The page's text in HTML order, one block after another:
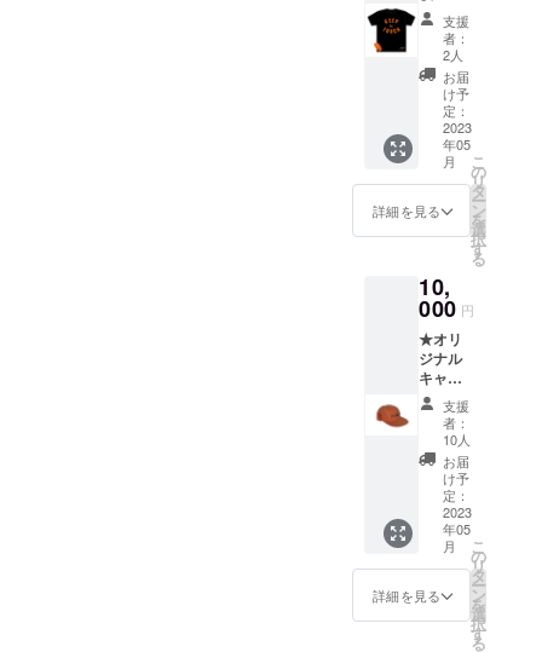
丈69/身
幅52/肩
幅46/袖
丈20
Ｌ・・
・・身
丈73/身
幅55/肩
幅50/袖
XL・・
・ 身丈
54袖丈
24
XXL・
・・身
丈81/身
幅63/肩
幅57/袖
丈25
2023年
5月上旬
発送予
定 ＊4/
末頃の
注文の
場合
後のお
渡しの
カラー
のオレ
ンジ、
裾に‘’23
のロゴ
入り
コット
ン100%
United
Athle5.
6オンス
S・・・
49/肩
幅/42/袖
M・・
・・身
丈69/身
幅52/肩
幅46/袖
丈20
Ｌ・・
・・身
丈73/身
幅55/肩
幅50/袖
丈22
・ 身丈
77/身幅
TOUCH
groovet
ube
fes.’23
別注T-
シャツ
（当ク
ラウド
ファウ
ンディ
ング限
会場で
の販売
はあり
ませ
ん。
https://
kit-
gallery.
com/ ＊
プリン
ト色が
groovet
ube fes
カラー
のオレ
ンジ、
裾に‘’23
ラー：
ブラッ
ク ＋
オリジ
ナルシ
リコン
リスト
バンド1
個 ラー
ナーズ
松田岳
二さん
が運営
gallery
人気デ
ザイン
のKEEP
in
TOUCH
groovet
ube
fes.’23
別注T-
シャツ
（当ク
ラウド
ファウ
ンディ
ング限
定で
支援
者：
2人
お届
け予
定：
2023
年05
月
詳細を見る
こ
の
リ
タ
ー
ン
を
選
択
す
る
10,
000 円
★オリ
ジナル
キャッ
プ1個＋
オリジ
ナルシ
リコン
リスト
バンド1
groovet
ube fes
ではお
馴染
み、地
元山武
支援
者：
10人
お届
け予
定：
2023
年05
月
詳細を見る
こ
の
リ
タ
ー
ン
を
選
択
す
る